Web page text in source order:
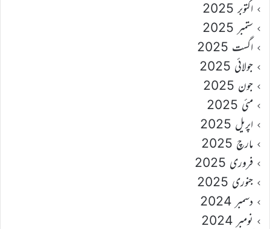
اکتوبر 2025
ستمبر 2025
اگست 2025
جولائی 2025
جون 2025
مئی 2025
اپریل 2025
مارچ 2025
فروری 2025
جنوری 2025
دسمبر 2024
نومبر 2024